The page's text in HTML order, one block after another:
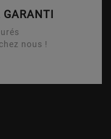
GARANTI
nous !